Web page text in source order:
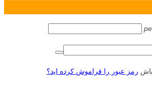
رمز عبور را فراموش کرده اید؟